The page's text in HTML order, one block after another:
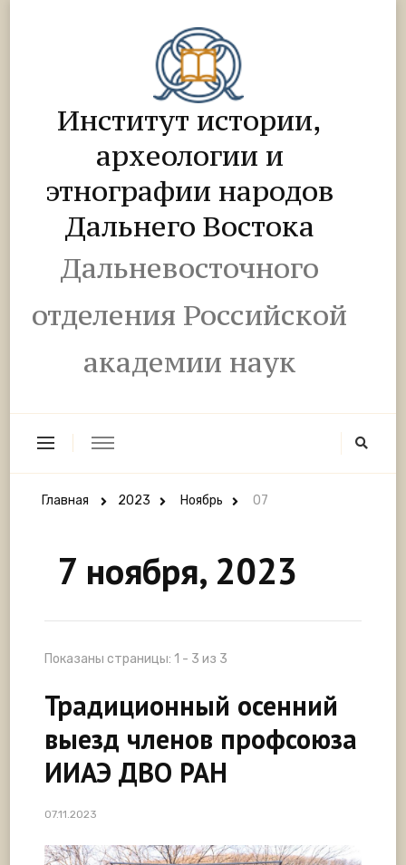
Институт истории,
археологии и
этнографии народов
Дальнего Востока
Дальневосточного
отделения Российской
академии наук
Главная 2023 Ноябрь 07
7 ноября, 2023
Показаны страницы: 1 - 3 из 3
Традиционный осенний
выезд членов профсоюза
ИИАЭ ДВО РАН
07.11.2023